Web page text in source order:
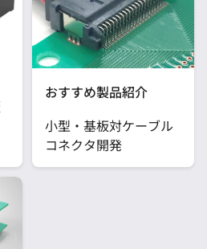
おすすめ製品紹介
小型・基板対ケーブル
コネクタ開発